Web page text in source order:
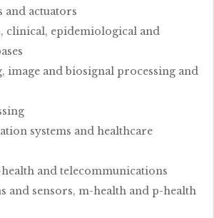
and actuators
clinical, epidemiological and
image and biosignal processing and
systems and healthcare
health and telecommunications
and sensors, m-health and p-health